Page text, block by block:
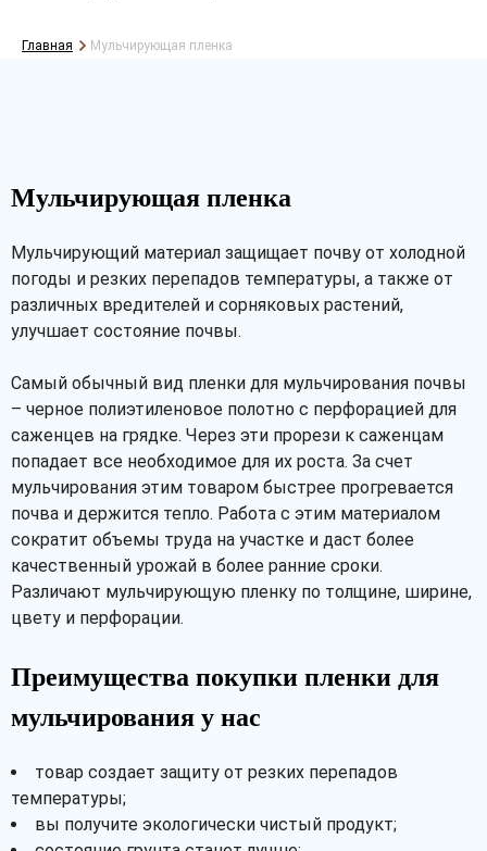
Главная Мульчирующая пленка
Мульчирующая пленка
Мульчирующий материал защищает почву от холодной
погоды и резких перепадов температуры, а также от
различных вредителей и сорняковых растений,
улучшает состояние почвы.
Самый обычный вид пленки для мульчирования почвы
– черное полиэтиленовое полотно с перфорацией для
саженцев на грядке. Через эти прорези к саженцам
попадает все необходимое для их роста. За счет
мульчирования этим товаром быстрее прогревается
почва и держится тепло. Работа с этим материалом
сократит объемы труда на участке и даст более
качественный урожай в более ранние сроки.
Различают мульчирующую пленку по толщине, ширине,
цвету и перфорации.
Преимущества покупки пленки для
мульчирования у нас
товар создает защиту от резких перепадов
температуры;
вы получите экологически чистый продукт;